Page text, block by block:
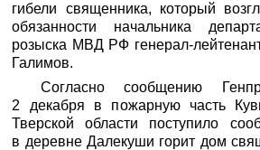
гибели священника, который
обязанности начальника
розыска МВД РФ генерал-
Галимов.
Согласно сообщению
2 декабря в пожарную часть
Тверской области поступило
в деревне Далекуши горит дом